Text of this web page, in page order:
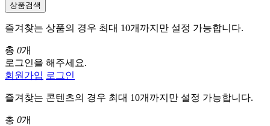
상품검색
즐겨찾는 상품의 경우 최대 10개까지만 설정 가능합니다.
총 0개
로그인을 해주세요.
회원가입 로그인
즐겨찾는 콘텐츠의 경우 최대 10개까지만 설정 가능합니다.
총 0개